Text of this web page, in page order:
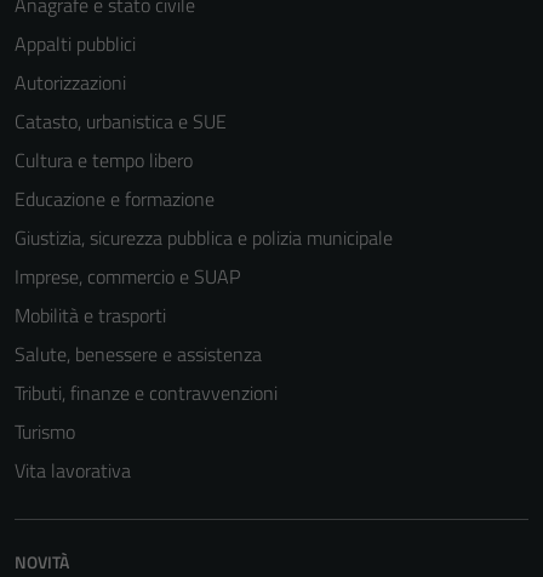
Appalti pubblici
Autorizzazioni
Catasto, urbanistica e SUE
Cultura e tempo libero
Educazione e formazione
Giustizia, sicurezza pubblica e polizia municipale
Imprese, commercio e SUAP
Mobilità e trasporti
Salute, benessere e assistenza
Tributi, finanze e contravvenzioni
Turismo
Vita lavorativa
NOVITÀ